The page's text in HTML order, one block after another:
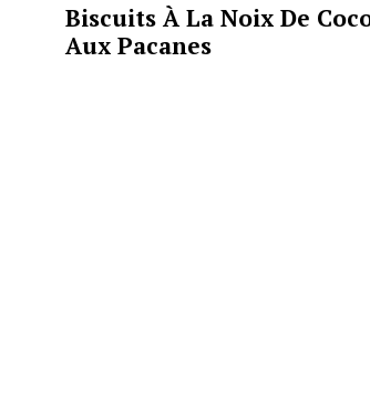
Biscuits À La Noix De
Aux Pacanes